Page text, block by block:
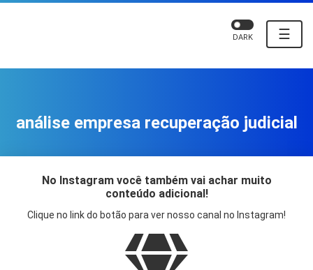
☰
DARK
análise empresa recuperação judicial
No Instagram você também vai achar muito
conteúdo adicional!
Clique no link do botão para ver nosso canal no Instagram!